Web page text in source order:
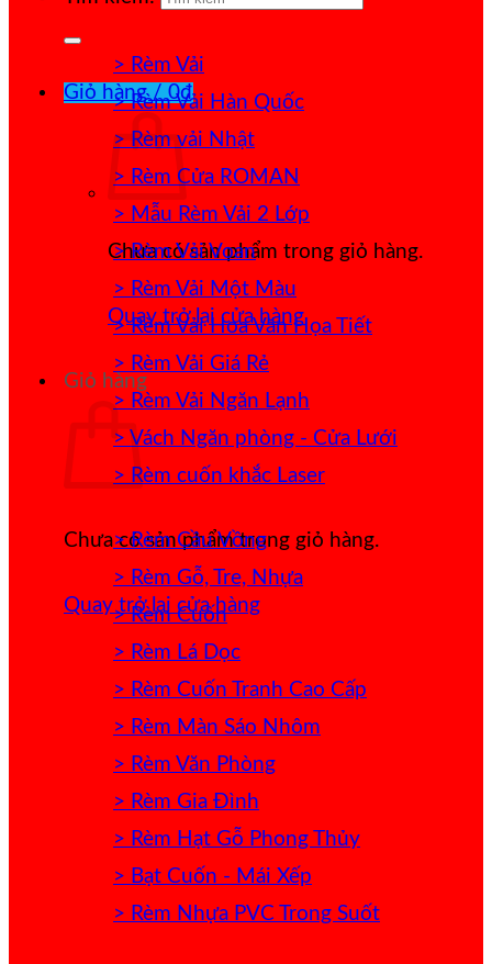
Giỏ hàng /0₫
Chưa có sản phẩm trong giỏ hàng.
Quay trở lại cửa hàng
Giỏ hàng
Chưa có sản phẩm trong giỏ hàng.
Quay trở lại cửa hàng
> Rèm Vải
> Rèm Vải Hàn Quốc
> Rèm vải Nhật
> Rèm Cửa ROMAN
> Mẫu Rèm Vải 2 Lớp
> Rèm Vải Voan
> Rèm Vải Một Màu
> Rèm Vải Hoa Văn Họa Tiết
> Rèm Vải Giá Rẻ
> Rèm Vải Ngăn Lạnh
> Vách Ngăn phòng - Cửa Lưới
> Rèm cuốn khắc Laser
> Rèm Cầu Vồng
> Rèm Gỗ, Tre, Nhựa
> Rèm Cuốn
> Rèm Lá Dọc
> Rèm Cuốn Tranh Cao Cấp
> Rèm Màn Sáo Nhôm
> Rèm Văn Phòng
> Rèm Gia Đình
> Rèm Hạt Gỗ Phong Thủy
> Bạt Cuốn - Mái Xếp
> Rèm Nhựa PVC Trong Suốt